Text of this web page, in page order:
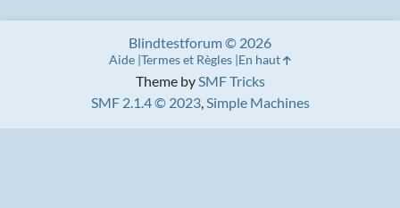
Theme bySMF Tricks
SMF 2.1.4 © 2023,Simple Machines
Blindtestforum © 2026
Aide Termes et Règles En haut